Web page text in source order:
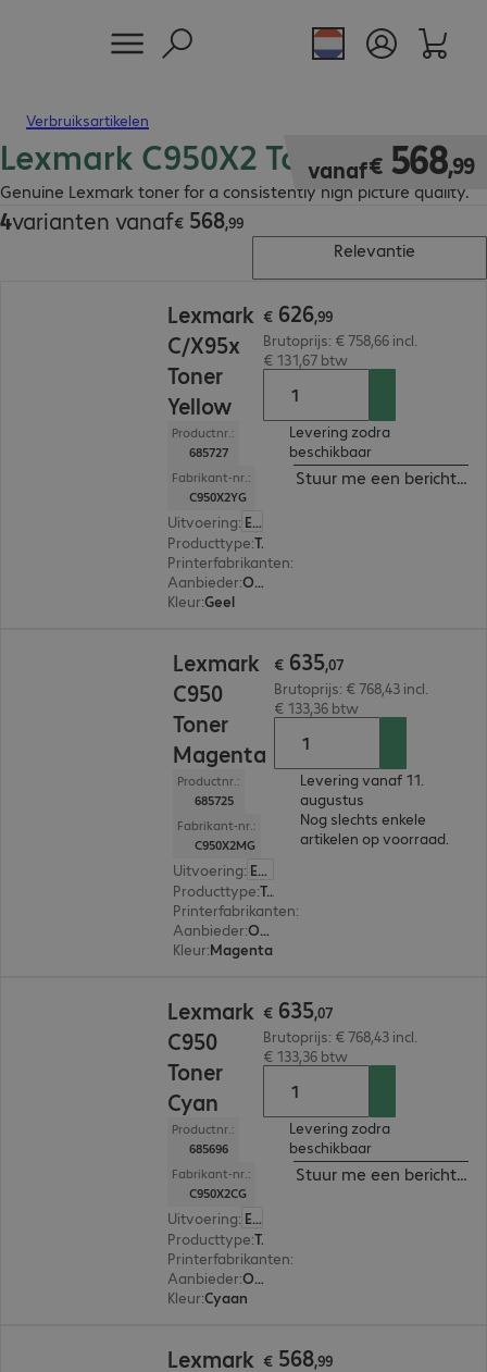
Verbruiksartikelen
Lexmark C950X2 Toner
Genuine Lexmark toner for a consistently high picture quality.
vanaf€ 568,99
€ 568,99
4varianten vanaf€ 568,99
€ 568,99
Relevantie
Lexmark
C/X95x
Toner
Yellow
Productnr.:
685727
Fabrikant-nr.:
C950X2YG
Uitvoering: Europa
Producttype: Toner
Printerfabrikanten:
Aanbieder:
Origineel
Kleur:Geel
€ 626,99
Brutoprijs: € 758,66 incl.
€ 131,67 btw
Levering zodra
beschikbaar
Stuur me een bericht
Lexmark
C950
Toner
Magenta
Productnr.:
685725
Fabrikant-nr.:
C950X2MG
Uitvoering: Europa
Producttype: Toner
Printerfabrikanten:
Aanbieder:
Origineel
Kleur:Magenta
€ 635,07
Brutoprijs: € 768,43 incl.
€ 133,36 btw
Levering vanaf 11.
augustus
Nog slechts enkele
artikelen op voorraad.
Lexmark
C950
Toner
Cyan
Productnr.:
685696
Fabrikant-nr.:
C950X2CG
Uitvoering: Europa
Producttype: Toner
Printerfabrikanten:
Aanbieder:
Origineel
Kleur:Cyaan
€ 635,07
Brutoprijs: € 768,43 incl.
€ 133,36 btw
Levering zodra
beschikbaar
Stuur me een bericht
Lexmark € 568,99